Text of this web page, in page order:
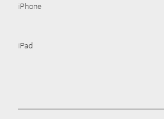
iPhone
iPad